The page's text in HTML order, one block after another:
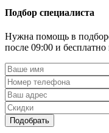
Подбор специалиста
Нужна помощь в
после 09:00 и